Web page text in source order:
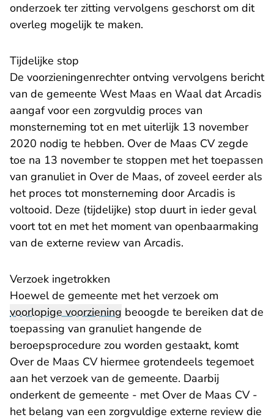
onderzoek ter zitting vervolgens geschorst om dit
overleg mogelijk te maken.
Tijdelijke stop
De voorzieningenrechter ontving vervolgens bericht
van de gemeente West Maas en Waal dat Arcadis
aangaf voor een zorgvuldig proces van
monsterneming tot en met uiterlijk 13 november
2020 nodig te hebben. Over de Maas CV zegde
toe na 13 november te stoppen met het toepassen
van granuliet in Over de Maas, of zoveel eerder als
het proces tot monsterneming door Arcadis is
voltooid. Deze (tijdelijke) stop duurt in ieder geval
voort tot en met het moment van openbaarmaking
van de externe review van Arcadis.
Verzoek ingetrokken
Hoewel de gemeente met het verzoek om
voorlopige voorziening beoogde te bereiken dat de
toepassing van granuliet hangende de
beroepsprocedure zou worden gestaakt, komt
Over de Maas CV hiermee grotendeels tegemoet
aan het verzoek van de gemeente. Daarbij
onderkent de gemeente - met Over de Maas CV -
het belang van een zorgvuldige externe review die